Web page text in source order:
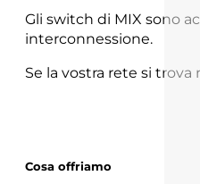
Gli switch di MIX sono
interconnessione.
Se la vostra rete si
Cosa offriamo